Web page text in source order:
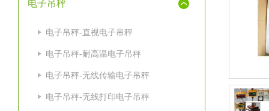
电子吊秤
电子吊秤-直视电子吊秤
电子吊秤-耐高温电子吊秤
电子吊秤-无线传输电子吊秤
电子吊秤-无线打印电子吊秤